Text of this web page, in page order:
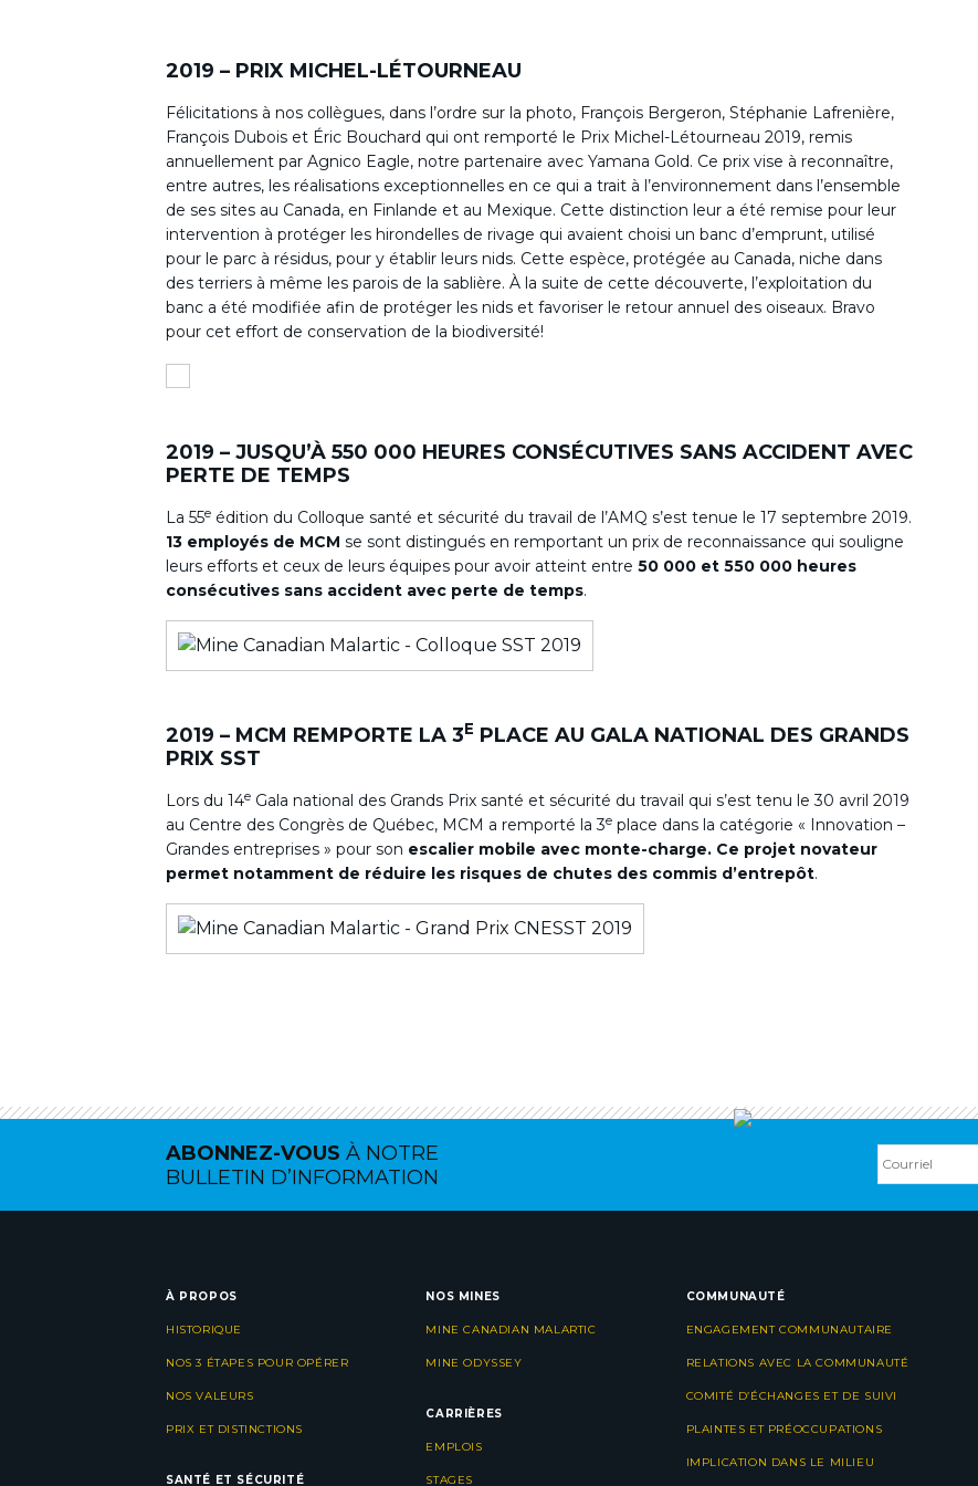
2019 – PRIX MICHEL-LÉTOURNEAU
Félicitations à nos collègues, dans l’ordre sur la photo, François Bergeron, Stéphanie Lafrenière,
François Dubois et Éric Bouchard qui ont remporté le Prix Michel-Létourneau 2019, remis
annuellement par Agnico Eagle, notre partenaire avec Yamana Gold. Ce prix vise à reconnaître,
entre autres, les réalisations exceptionnelles en ce qui a trait à l’environnement dans l’ensemble
de ses sites au Canada, en Finlande et au Mexique. Cette distinction leur a été remise pour leur
intervention à protéger les hirondelles de rivage qui avaient choisi un banc d’emprunt, utilisé
pour le parc à résidus, pour y établir leurs nids. Cette espèce, protégée au Canada, niche dans
des terriers à même les parois de la sablière. À la suite de cette découverte, l’exploitation du
banc a été modifiée afin de protéger les nids et favoriser le retour annuel des oiseaux. Bravo
pour cet effort de conservation de la biodiversité!
2019 – JUSQU’À 550 000 HEURES CONSÉCUTIVES SANS ACCIDENT AVEC
PERTE DE TEMPS
La 55e édition du Colloque santé et sécurité du travail de l’AMQ s’est tenue le 17 septembre 2019.
13 employés de MCM se sont distingués en remportant un prix de reconnaissance qui souligne
leurs efforts et ceux de leurs équipes pour avoir atteint entre 50 000 et 550 000 heures
consécutives sans accident avec perte de temps.
2019 – MCM REMPORTE LA 3E PLACE AU GALA NATIONAL DES GRANDS
PRIX SST
Lors du 14e Gala national des Grands Prix santé et sécurité du travail qui s’est tenu le 30 avril 2019
au Centre des Congrès de Québec, MCM a remporté la 3e place dans la catégorie « Innovation –
Grandes entreprises » pour son escalier mobile avec monte-charge. Ce projet novateur
permet notamment de réduire les risques de chutes des commis d’entrepôt.
ABONNEZ-VOUS À NOTRE
BULLETIN D’INFORMATION
À PROPOS
HISTORIQUE
NOS 3 ÉTAPES POUR OPÉRER
NOS VALEURS
PRIX ET DISTINCTIONS
SANTÉ ET SÉCURITÉ
NOS MINES
MINE CANADIAN MALARTIC
MINE ODYSSEY
CARRIÈRES
EMPLOIS
STAGES
COMMUNAUTÉ
ENGAGEMENT COMMUNAUTAIRE
RELATIONS AVEC LA COMMUNAUTÉ
COMITÉ D’ÉCHANGES ET DE SUIVI
PLAINTES ET PRÉOCCUPATIONS
IMPLICATION DANS LE MILIEU